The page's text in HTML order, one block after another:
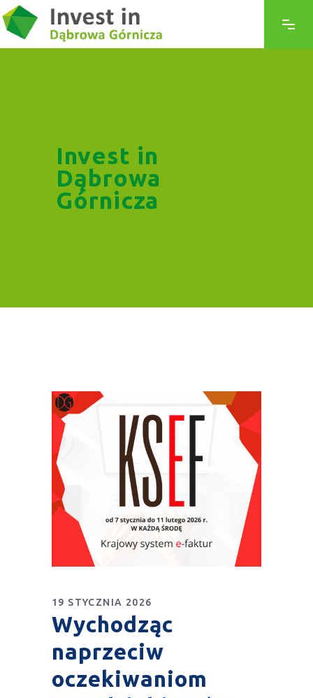
Invest in
Dąbrowa
Górnicza
19 STYCZNIA 2026
Wychodząc
naprzeciw
oczekiwaniom